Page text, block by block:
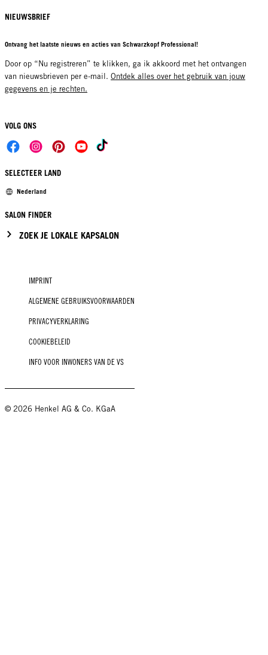
NIEUWSBRIEF
Ontvang het laatste nieuws en acties van Schwarzkopf Professional!
Door op “Nu registreren” te klikken, ga ik akkoord met het ontvangen
van nieuwsbrieven per e-mail. Ontdek alles over het gebruik van jouw
gegevens en je rechten.
VOLG ONS
SELECTEER LAND
Nederland
SALON FINDER
ZOEK JE LOKALE KAPSALON
IMPRINT
ALGEMENE GEBRUIKSVOORWAARDEN
PRIVACYVERKLARING
COOKIEBELEID
INFO VOOR INWONERS VAN DE VS
© 2026 Henkel AG & Co. KGaA